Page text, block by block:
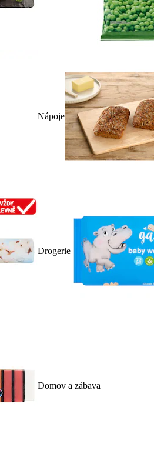
Nápoje
Drogerie
Domov a zábava